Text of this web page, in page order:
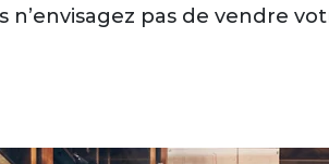
n’envisagez pas de vendre